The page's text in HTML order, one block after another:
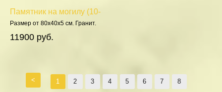
Памятник на могилу (10-
596)
Размер от 80х40х5 см. Гранит.
11900 руб.
< 1 2 3 4 5 6 7 8